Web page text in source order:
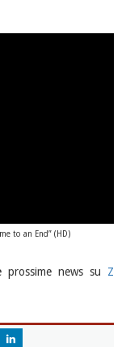
to an End” (HD)
prossime news su Z